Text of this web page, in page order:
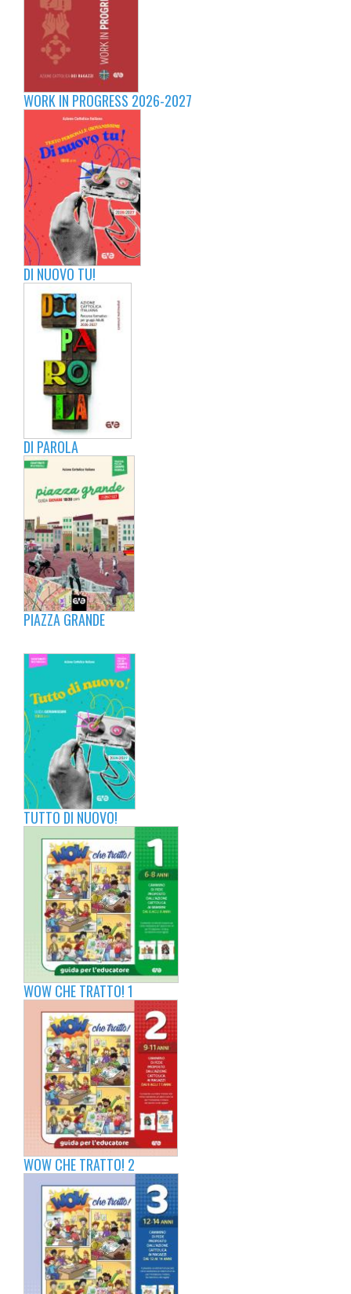
WORK IN PROGRESS 2026-2027
DI NUOVO TU!
DI PAROLA
PIAZZA GRANDE
TUTTO DI NUOVO!
WOW CHE TRATTO! 1
WOW CHE TRATTO! 2